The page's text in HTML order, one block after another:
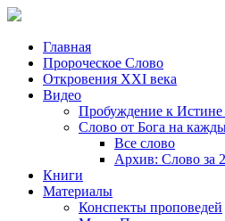
Главная
Пророческое Слово
Откровения ХХІ века
Видео
Пробуждение к
Слово от Бога на
Все слово
Архив: Слово за
Книги
Материалы
Конспекты проповедей